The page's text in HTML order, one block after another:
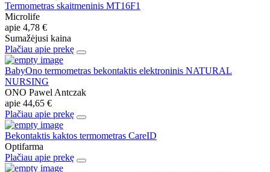
Termometras skaitmeninis MT16F1
Microlife
apie 4,78 €
Sumažėjusi kaina
Plačiau apie prekę
BabyOno termometras bekontaktis elektroninis NATURAL
NURSING
ONO Pawel Antczak
apie 44,65 €
Plačiau apie prekę
Bekontaktis kaktos termometras CareID
Optifarma
Plačiau apie prekę